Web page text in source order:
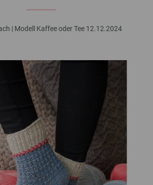
| Modell Kaffee oder Tee 12.12.2024